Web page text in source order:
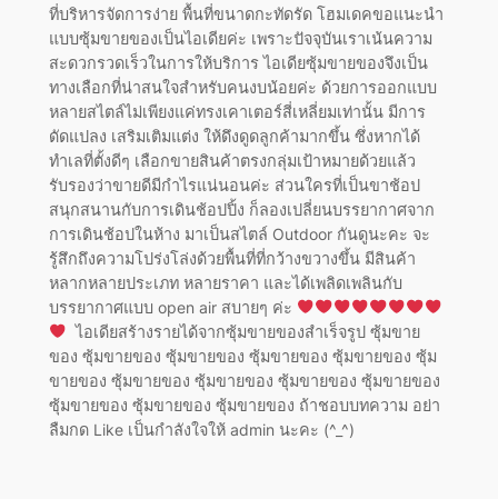
ที่บริหารจัดการง่าย พื้นที่ขนาดกะทัดรัด โฮมเดคขอแนะนำ
แบบซุ้มขายของเป็นไอเดียค่ะ เพราะปัจจุบันเราเน้นความ
สะดวกรวดเร็วในการให้บริการ ไอเดียซุ้มขายของจึงเป็น
ทางเลือกที่น่าสนใจสำหรับคนงบน้อยค่ะ ด้วยการออกแบบ
หลายสไตล์ไม่เพียงแค่ทรงเคาเตอร์สี่เหลี่ยมเท่านั้น มีการ
ดัดแปลง เสริมเติมแต่ง ให้ดึงดูดลูกค้ามากขึ้น ซึ่งหากได้
ทำเลที่ตั้งดีๆ เลือกขายสินค้าตรงกลุ่มเป้าหมายด้วยแล้ว
รับรองว่าขายดีมีกำไรแน่นอนค่ะ ส่วนใครที่เป็นขาช้อป
สนุกสนานกับการเดินช้อปปิ้ง ก็ลองเปลี่ยนบรรยากาศจาก
การเดินช้อปในห้าง มาเป็นสไตล์ Outdoor กันดูนะคะ จะ
รู้สึกถึงความโปร่งโล่งด้วยพื้นที่ที่กว้างขวางขึ้น มีสินค้า
หลากหลายประเภท หลายราคา และได้เพลิดเพลินกับ
บรรยากาศแบบ open air สบายๆ ค่ะ
ไอเดียสร้างรายได้จากซุ้มขายของสำเร็จรูป ซุ้มขาย
ของ ซุ้มขายของ ซุ้มขายของ ซุ้มขายของ ซุ้มขายของ ซุ้ม
ขายของ ซุ้มขายของ ซุ้มขายของ ซุ้มขายของ ซุ้มขายของ
ซุ้มขายของ ซุ้มขายของ ซุ้มขายของ ถ้าชอบบทความ อย่า
ลืมกด Like เป็นกำลังใจให้ admin นะคะ (^_^)